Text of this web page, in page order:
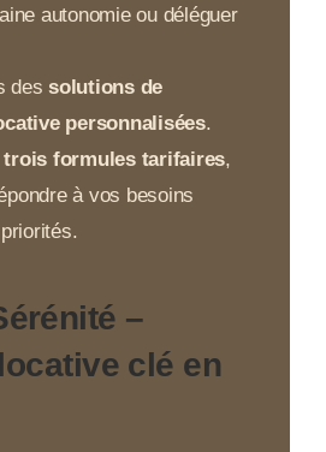
autonomie ou déléguer
dessolutions de
personnalisées.
trois formules tarifaires,
à vos besoins
–
clé en